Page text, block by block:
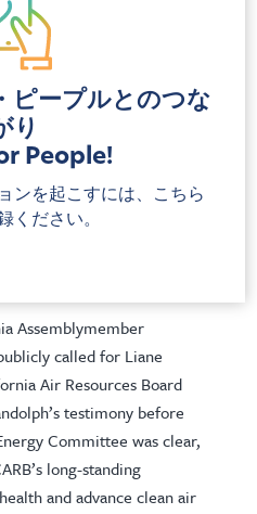
community
historic ordinance to stop
pollution and protect
Assemblymember
called for Liane
Air Resources Board
testimony before
Committee was clear,
long-standing
and advance clean air
ピープルとのつな
り
People!
ンを起こすには、こちら
ください。